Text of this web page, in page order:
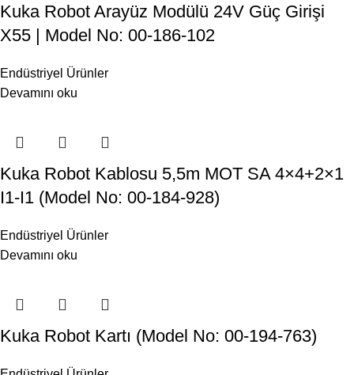
Kuka Robot Arayüz Modülü 24V Güç Girişi
X55 | Model No: 00-186-102
Endüstriyel Ürünler
Devamını oku
Kuka Robot Kablosu 5,5m MOT SA 4×4+2×1
I1-I1 (Model No: 00-184-928)
Endüstriyel Ürünler
Devamını oku
Kuka Robot Kartı (Model No: 00-194-763)